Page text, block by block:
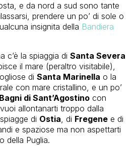
e da nord a sud sono tante
prendere un po’ di sole o
insignita della Bandiera
c’è la spiaggia di Santa Severa
il mare (peraltro visitabile),
di Santa Marinella o la
con mare cristallino, e un po’
di Sant’Agostino con
allontanarti troppo dalla
di Ostia, di Fregene e di
e spaziose ma non aspettarti
della Puglia.